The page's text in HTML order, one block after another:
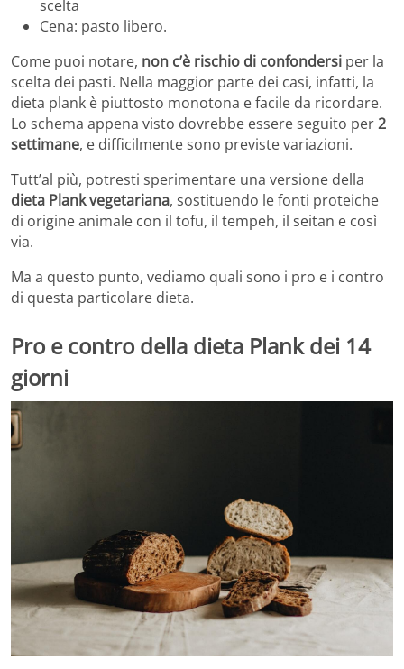
scelta
Cena: pasto libero.
Come puoi notare, non c’è rischio di confondersi per la
scelta dei pasti. Nella maggior parte dei casi, infatti, la
dieta plank è piuttosto monotona e facile da ricordare.
Lo schema appena visto dovrebbe essere seguito per2
settimane, e difficilmente sono previste variazioni.
Tutt’al più, potresti sperimentare una versione della
dieta Plank vegetariana, sostituendo le fonti proteiche
di origine animale con il tofu, il tempeh, il seitan e così
via.
Ma a questo punto, vediamo quali sono i pro e i contro
di questa particolare dieta.
Pro e contro della dieta Plank dei 14
giorni